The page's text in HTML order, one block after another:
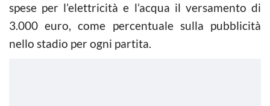
spese per l’elettricità e l’acqua il versamento di
3.000 euro, come percentuale sulla pubblicità
nello stadio per ogni partita.